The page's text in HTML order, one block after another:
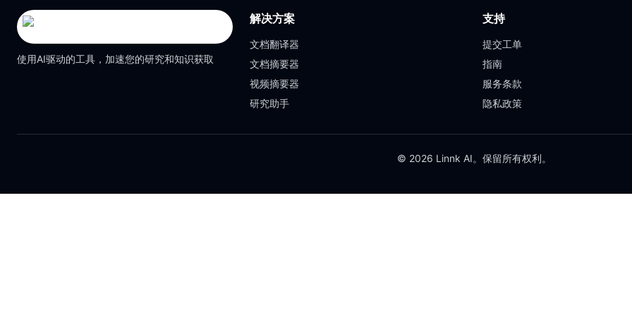
使用AI驱动的工具，加速您的研究和知识获取
解决方案
文档翻译器
文档摘要器
视频摘要器
研究助手
支持
提交工单
指南
服务条款
隐私政策
© 2026 Linnk AI。保留所有权利。